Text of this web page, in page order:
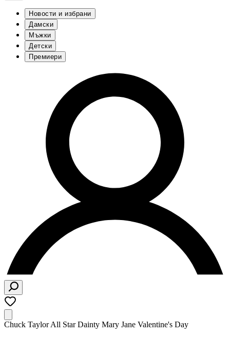
Новости и избрани
Дамски
Мъжки
Детски
Премиери
Chuck Taylor All Star Dainty Mary Jane Valentine's Day